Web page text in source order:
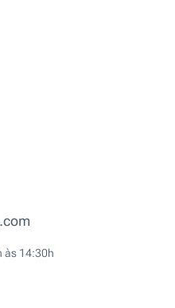
às 14:30h